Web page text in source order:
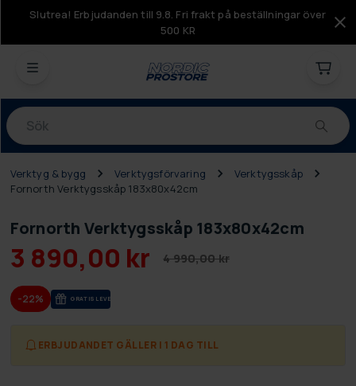
Slutrea! Erbjudanden till 9.8. Fri frakt på beställningar över
500 KR
Produkter
Verktyg & bygg Verktygsförvaring
Verktygsskåp
Fornorth Verktygsskåp 183x80x42cm
Fornorth Verktygsskåp 183x80x42cm
3 890,00 kr 4 990,00 kr
-22% GRA­TIS LE­VE­RANS
ERBJUDANDET GÄLLER I 1 DAG TILL